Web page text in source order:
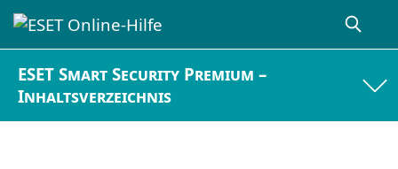
ESET Smart Security Premium –
Inhaltsverzeichnis